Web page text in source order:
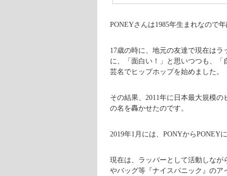
PONEYさんは1985年生まれなので
17歳の時に、地元の友達で現在は
に、「面白い！」と思いつつも、
芸名でヒップホップを始めました。
その結果、2011年に日本最大規模
の名を轟かせたのです。
2019年1月には、PONYからPONEY
現在は、ラッパーとして活動しな
やバッグ等『ナイスパニック』の